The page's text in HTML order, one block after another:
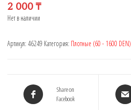
2 000 ₸
Нет в наличии
Артикул: 46249 Категория: Плотные (60 - 1600 DEN)
Share on
Facebook